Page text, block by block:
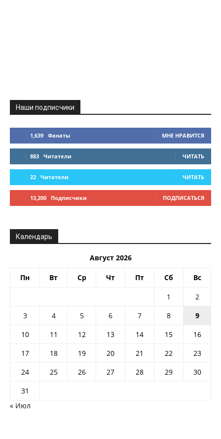
Наши подписчики
1,639 Фанаты МНЕ НРАВИТСЯ
883 Читатели ЧИТАТЬ
22 Читатели ЧИТАТЬ
13,200 Подписчики ПОДПИСАТЬСЯ
Календарь
Август 2026
Пн Вт Ср Чт Пт Сб Вс
1
2
3
4 5 6 7 8
9
10
11 12 13 14 15
16
17
18 19 20 21 22
23
24
25 26 27 28 29
30
31
« Июл